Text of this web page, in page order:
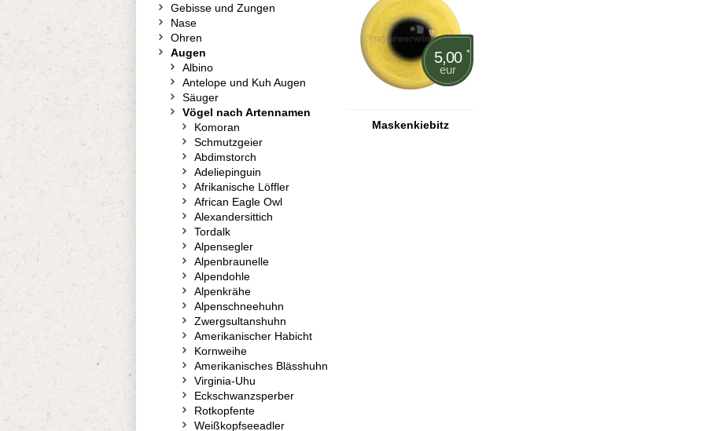
5,00 *
eur
Maskenkiebitz
Gebisse und Zungen
Nase
Ohren
Augen
Albino
Antelope und Kuh Augen
Säuger
Vögel nach Artennamen
Komoran
Schmutzgeier
Abdimstorch
Adeliepinguin
Afrikanische Löffler
African Eagle Owl
Alexandersittich
Tordalk
Alpensegler
Alpenbraunelle
Alpendohle
Alpenkrähe
Alpenschneehuhn
Zwergsultanshuhn
Amerikanischer Habicht
Kornweihe
Amerikanisches Blässhuhn
Virginia-Uhu
Eckschwanzsperber
Rotkopfente
Weißkopfseeadler